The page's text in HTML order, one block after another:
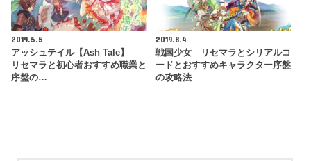
2019.5.5
アッシュテイル【Ash Tale】
リセマラと初心者おすすめ職業と
序盤の…
2019.8.4
戦国少女 リセマラとシリアルコ
ードとおすすめキャラクター序盤
の攻略法